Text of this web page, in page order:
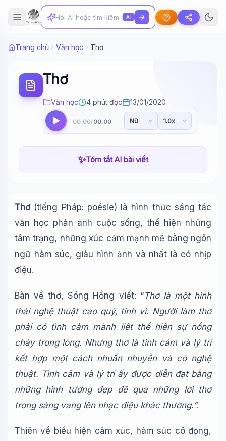
AI
Trang chủ Văn học Thơ
Thơ
Văn học 4 phút đọc 13/01/2020
00:00/ 00:00
✨Tóm tắt AI bài viết
Thơ(tiếng Pháp: poésie) là hình thức sáng tác
văn học phản ánh cuộc sống, thể hiện những
tâm trạng, những xúc cảm mạnh mẽ bằng ngôn
ngữ hàm súc, giàu hình ảnh và nhất là có nhịp
điệu.
Bàn về thơ, Sóng Hồng viết: “Thơ là một hình
thái nghệ thuật cao quý, tinh vi. Người làm thơ
phải có tình cảm mãnh liệt thể hiện sự nồng
cháy trong lòng. Nhưng thơ là tình cảm và lý trí
kết hợp một cách nhuần nhuyễn và có nghệ
thuật. Tình cảm và lý trí ấy được diễn đạt bằng
những hình tượng đẹp đẽ qua những lời thơ
trong sáng vang lên nhạc điệu khác thường.”.
Thiên về biểu hiện cảm xúc, hàm súc cô đọng,